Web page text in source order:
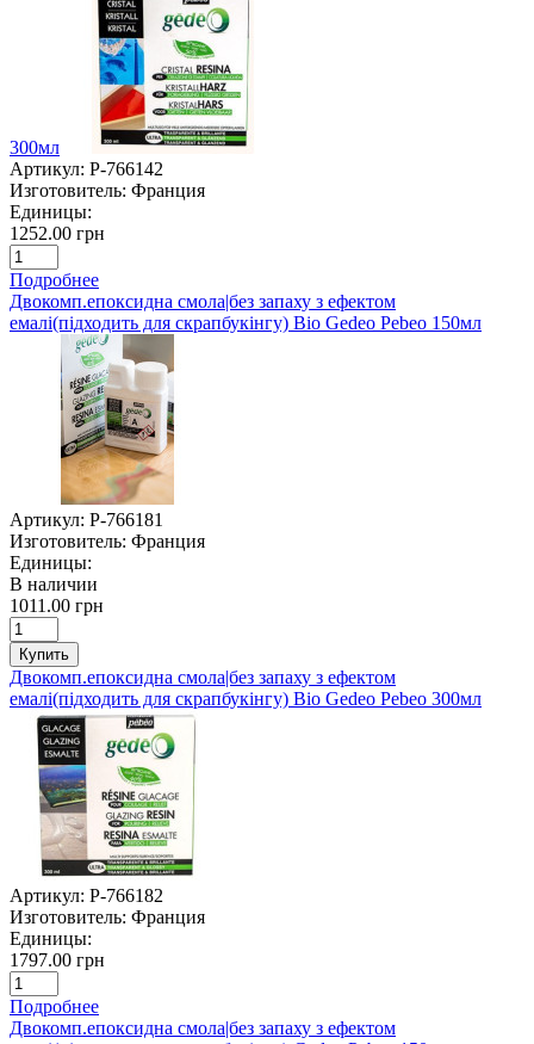
300мл
Артикул: P-766142
Изготовитель: Франция
Единицы:
1252.00 грн
Подробнее
Двокомп.епоксидна смола|без запаху з ефектом
емалі(підходить для скрапбукінгу) Bio Gedeo Pebeo 150мл
Артикул: P-766181
Изготовитель: Франция
Единицы:
В наличии
1011.00 грн
Купить
Двокомп.епоксидна смола|без запаху з ефектом
емалі(підходить для скрапбукінгу) Bio Gedeo Pebeo 300мл
Артикул: P-766182
Изготовитель: Франция
Единицы:
1797.00 грн
Подробнее
Двокомп.епоксидна смола|без запаху з ефектом